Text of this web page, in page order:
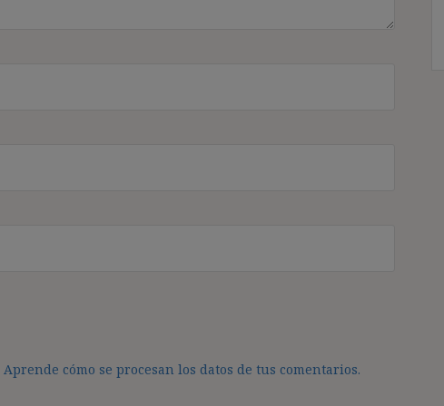
Aprende cómo se procesan los datos de tus comentarios.